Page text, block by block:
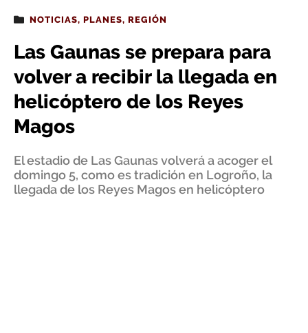
NOTICIAS, PLANES, REGIÓN
Las Gaunas se prepara para
volver a recibir la llegada en
helicóptero de los Reyes
Magos
El estadio de Las Gaunas volverá a acoger el
domingo 5, como es tradición en Logroño, la
llegada de los Reyes Magos en helicóptero